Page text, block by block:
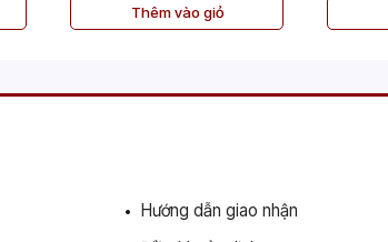
Thêm vào giỏ
Hướng dẫn giao nhận